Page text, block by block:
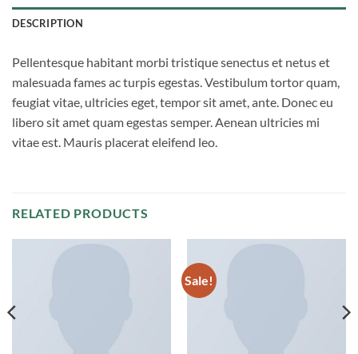
DESCRIPTION
Pellentesque habitant morbi tristique senectus et netus et
malesuada fames ac turpis egestas. Vestibulum tortor quam,
feugiat vitae, ultricies eget, tempor sit amet, ante. Donec eu
libero sit amet quam egestas semper. Aenean ultricies mi
vitae est. Mauris placerat eleifend leo.
RELATED PRODUCTS
Sale!